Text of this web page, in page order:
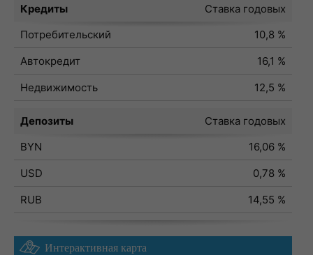
Кредиты
Ставка годовых
Потребительский
10,8 %
Автокредит
16,1 %
Недвижимость
12,5 %
Депозиты
Ставка годовых
BYN
16,06 %
USD
0,78 %
RUB
14,55 %
Интерактивная карта